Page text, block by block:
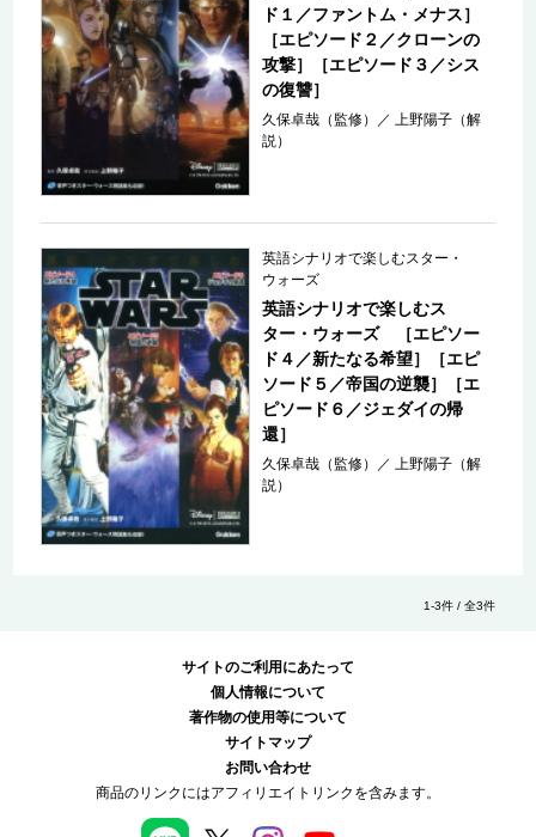
ド１／ファントム・メナス］
［エピソード２／クローンの
攻撃］［エピソード３／シス
の復讐］
久保卓哉（監修） ／
上野陽子（解
説）
英語シナリオで楽しむスター・
ウォーズ
英語シナリオで楽しむス
ター・ウォーズ ［エピソー
ド４／新たなる希望］［エピ
ソード５／帝国の逆襲］［エ
ピソード６／ジェダイの帰
還］
久保卓哉（監修） ／上野陽子（解
説）
1-3件 / 全3件
サイトのご利用にあたって
個人情報について
著作物の使用等について
サイトマップ
お問い合わせ
商品のリンクにはアフィリエイトリンクを含みます。